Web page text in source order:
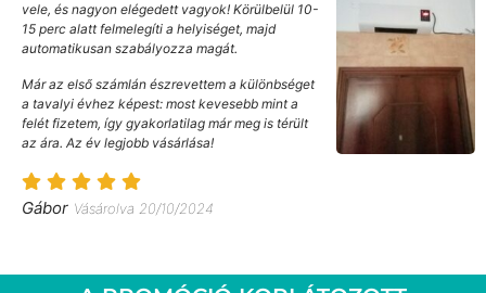
vele, és nagyon elégedett vagyok! Körülbelül 10-
15 perc alatt felmelegíti a helyiséget, majd
automatikusan szabályozza magát.
Már az első számlán észrevettem a különbséget
a tavalyi évhez képest: most kevesebb mint a
felét fizetem, így gyakorlatilag már meg is térült
az ára. Az év legjobb vásárlása!
Gábor Vásárolva 20/10/2024